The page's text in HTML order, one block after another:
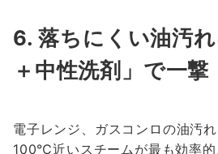
6. 落ちにくい油汚
＋中性洗剤」で一撃
電子レンジ、ガスコンロの油汚
100℃近いスチームが最も効率的